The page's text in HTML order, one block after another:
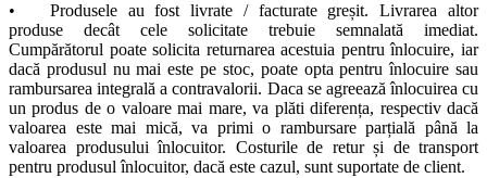
•
Produsele au fost livrate / facturate greșit. Livrarea altor
produse decât cele solicitate trebuie semnalată imediat.
Cumpărătorul poate solicita returnarea acestuia pentru înlocuire, iar
dacă produsul nu mai este pe stoc, poate opta pentru înlocuire sau
rambursarea integrală a contravalorii. Daca se agreează înlocuirea cu
un produs de o valoare mai mare, va plăti diferența, respectiv dacă
valoarea este mai mică, va primi o rambursare parțială până la
valoarea produsului înlocuitor. Costurile de retur și de transport
pentru produsul înlocuitor, dacă este cazul, sunt suportate de client.